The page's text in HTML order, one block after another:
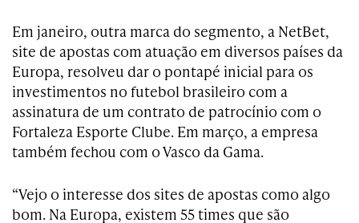
Em janeiro, outra marca do segmento, a NetBet,
site de apostas com atuação em diversos países da
Europa, resolveu dar o pontapé inicial para os
investimentos no futebol brasileiro com a
assinatura de um contrato de patrocínio com o
Fortaleza Esporte Clube. Em março, a empresa
também fechou com o Vasco da Gama.
“Vejo o interesse dos sites de apostas como algo
bom. Na Europa, existem 55 times que são